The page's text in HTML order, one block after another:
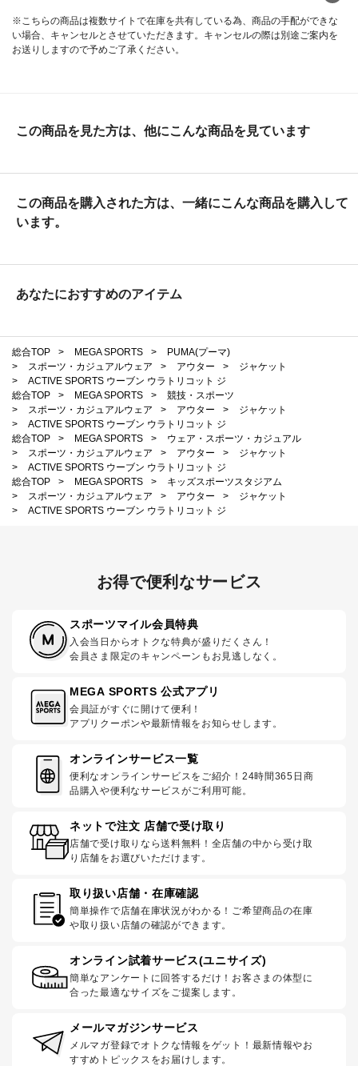
※こちらの商品は複数サイトで在庫を共有している為、商品の手配ができな
い場合、キャンセルとさせていただきます。キャンセルの際は別途ご案内を
お送りしますので予めご了承ください。
この商品を見た方は、他にこんな商品を見ています
この商品を購入された方は、一緒にこんな商品を購入して
います。
あなたにおすすめのアイテム
総合TOP > MEGA SPORTS >
PUMA(プーマ)
>
スポーツ・カジュアルウェア > アウター >
ジャケット
>
ACTIVE SPORTS ウーブン ウラトリコット ジ
総合TOP
> MEGA SPORTS >
競技・スポーツ
>
スポーツ・カジュアルウェア > アウター >
ジャケット
>
ACTIVE SPORTS ウーブン ウラトリコット ジ
総合TOP
> MEGA SPORTS >
ウェア・スポーツ・カジュアル
>
スポーツ・カジュアルウェア > アウター >
ジャケット
>
ACTIVE SPORTS ウーブン ウラトリコット ジ
総合TOP
> MEGA SPORTS >
キッズスポーツスタジアム
>
スポーツ・カジュアルウェア > アウター >
ジャケット
>
ACTIVE SPORTS ウーブン ウラトリコット ジ
お得で便利なサービス
スポーツマイル会員特典
入会当日からオトクな特典が盛りだくさん！
会員さま限定のキャンペーンもお見逃しなく。
MEGA SPORTS 公式アプリ
会員証がすぐに開けて便利！
アプリクーポンや最新情報をお知らせします。
オンラインサービス一覧
便利なオンラインサービスをご紹介！24時間365日商
品購入や便利なサービスがご利用可能。
ネットで注文 店舗で受け取り
店舗で受け取りなら送料無料！全店舗の中から受け取
り店舗をお選びいただけます。
取り扱い店舗・在庫確認
簡単操作で店舗在庫状況がわかる！ご希望商品の在庫
や取り扱い店舗の確認ができます。
オンライン試着サービス(ユニサイズ)
簡単なアンケートに回答するだけ！お客さまの体型に
合った最適なサイズをご提案します。
メールマガジンサービス
メルマガ登録でオトクな情報をゲット！最新情報やお
すすめトピックスをお届けします。